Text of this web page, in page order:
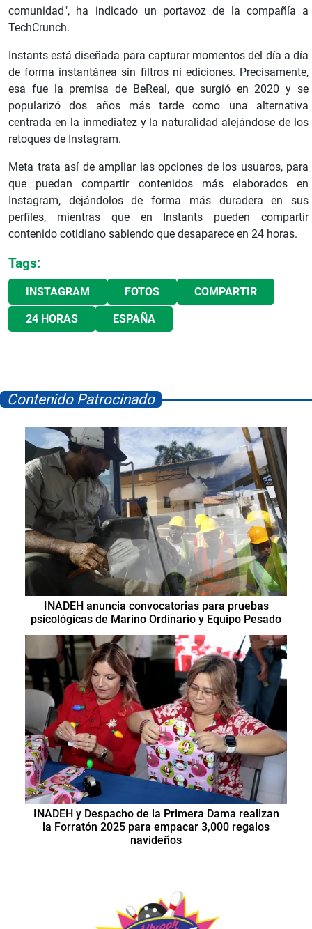
comunidad", ha indicado un portavoz de la compañía a
TechCrunch.
Instants está diseñada para capturar momentos del día a día
de forma instantánea sin filtros ni ediciones. Precisamente,
esa fue la premisa de BeReal, que surgió en 2020 y se
popularizó dos años más tarde como una alternativa
centrada en la inmediatez y la naturalidad alejándose de los
retoques de Instagram.
Meta trata así de ampliar las opciones de los usuaros, para
que puedan compartir contenidos más elaborados en
Instagram, dejándolos de forma más duradera en sus
perfiles, mientras que en Instants pueden compartir
contenido cotidiano sabiendo que desaparece en 24 horas.
Tags:
INSTAGRAM FOTOS COMPARTIR
24 HORAS ESPAÑA
Contenido Patrocinado
INADEH anuncia convocatorias para pruebas
psicológicas de Marino Ordinario y Equipo Pesado
INADEH y Despacho de la Primera Dama realizan
la Forratón 2025 para empacar 3,000 regalos
navideños